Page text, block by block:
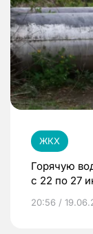
ЖКХ
Горячую
с 22 по 27
20:56 /